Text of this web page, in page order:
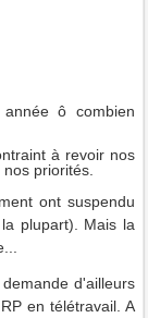
ô combien
à revoir nos
priorités.
ont suspendu
plupart). Mais la
d'ailleurs
en télétravail. A